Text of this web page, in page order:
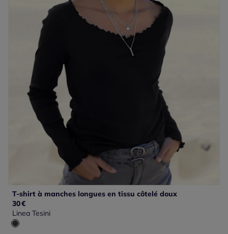
T-shirt à manches longues en tissu côtelé doux
30€
Linea Tesini